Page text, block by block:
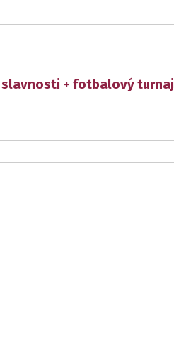
slavnosti + fotbalový turnaj